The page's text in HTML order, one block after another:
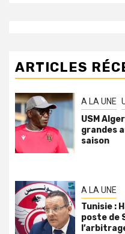
ARTICLES
A LA UNE
USM
grandes
saison
A LA UNE
Tunisie :
poste de